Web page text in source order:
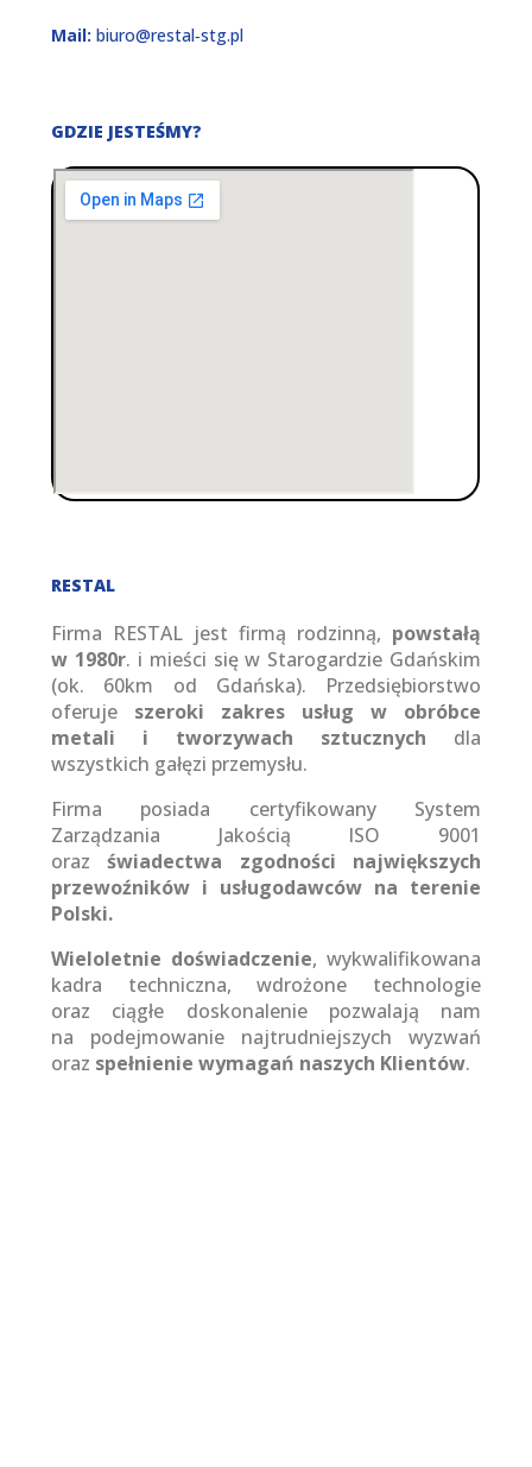
Mail: biuro@restal‑stg.pl
GDZIE JESTEŚMY?
RESTAL
Firma RESTAL jest firmą rodzinną, powstałą
w 1980r. i mieści się w Starogardzie Gdańskim
(ok. 60km od Gdańska). Przedsiębiorstwo
oferuje szeroki zakres usług w obróbce
metali i tworzywach sztucznych dla
wszystkich gałęzi przemysłu.
Firma posiada certyfikowany System
Zarządzania Jakością ISO 9001
orazświadectwa zgodności największych
przewoźników i usługodawców na terenie
Polski.
Wieloletnie doświadczenie, wykwalifikowana
kadra techniczna, wdrożone technologie
oraz ciągłe doskonalenie pozwalają nam
na podejmowanie najtrudniejszych wyzwań
oraz spełnienie wymagań naszych Klientów.